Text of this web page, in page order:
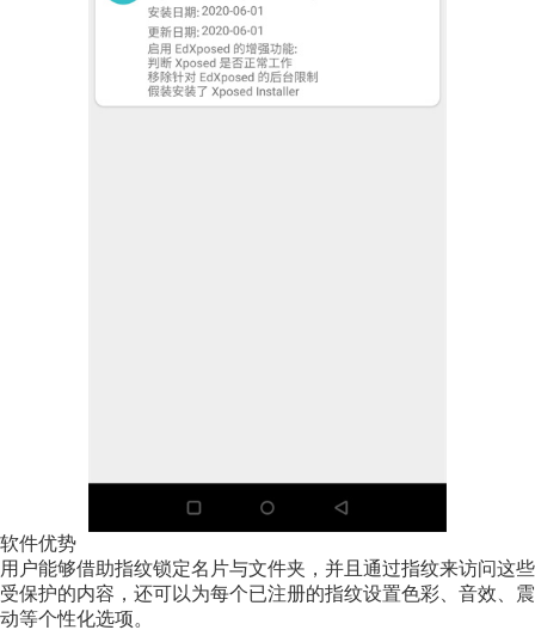
软件优势
用户能够借助指纹锁定名片与文件夹，并且通过指纹来访问这些
受保护的内容，还可以为每个已注册的指纹设置色彩、音效、震
动等个性化选项。